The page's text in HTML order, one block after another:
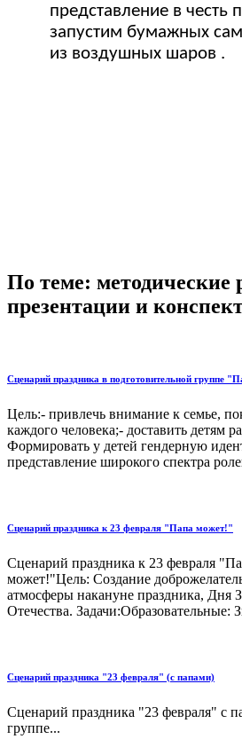
представление в честь
запустим бумажных
из воздушных шаров .
По теме: методические
презентации и
Сценарий праздника в подготовительной группе
Цель:- привлечь внимание к семье,
каждого человека;- доставить детям
Формировать у детей гендерную
представление широкого спектра
Сценарий праздника к 23 февраля "Папа может!"
Сценарий праздника к 23 февраля
может!"Цель: Создание
атмосферы накануне праздника, Дня
Отечества. Задачи:Образовательные:
Сценарий праздника "23 февраля" (с папами)
Сценарий праздника "23 февраля" с
группе...